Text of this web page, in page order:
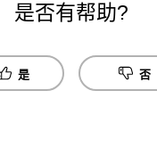
是否有帮助?
是 否